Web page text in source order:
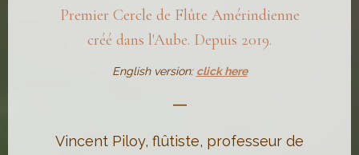
Premier Cercle de Flûte Amérindienne
créé dans l'Aube. Depuis 2019.
English version: click here
—
Vincent Piloy, flûtiste, professeur de